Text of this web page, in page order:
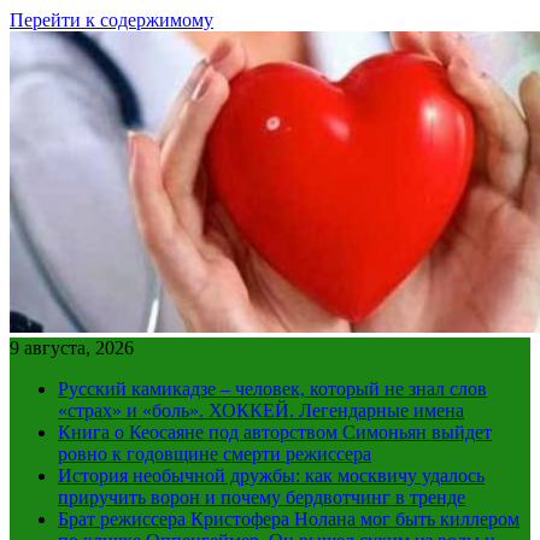
Перейти к содержимому
9 августа, 2026
Русский камикадзе – человек, который не знал слов
«страх» и «боль». ХОККЕЙ. Легендарные имена
Книга о Кеосаяне под авторством Симоньян выйдет
ровно к годовщине смерти режиссера
История необычной дружбы: как москвичу удалось
приручить ворон и почему бердвотчинг в тренде
Брат режиссера Кристофера Нолана мог быть киллером